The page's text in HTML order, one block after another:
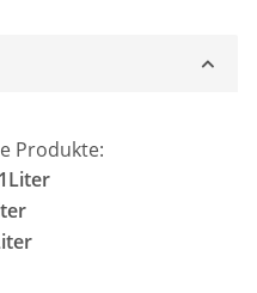
Produkte: